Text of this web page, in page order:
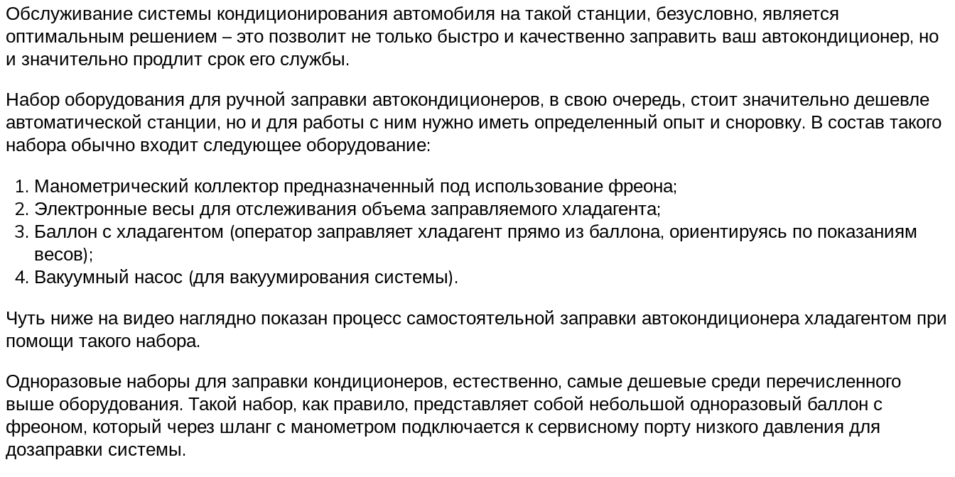
Обслуживание системы кондиционирования автомобиля на такой станции, безусловно, является
оптимальным решением – это позволит не только быстро и качественно заправить ваш автокондиционер, но
и значительно продлит срок его службы.
Набор оборудования для ручной заправки автокондиционеров, в свою очередь, стоит значительно дешевле
автоматической станции, но и для работы с ним нужно иметь определенный опыт и сноровку. В состав такого
набора обычно входит следующее оборудование:
Манометрический коллектор предназначенный под использование фреона;
Электронные весы для отслеживания объема заправляемого хладагента;
Баллон с хладагентом (оператор заправляет хладагент прямо из баллона, ориентируясь по показаниям
весов);
Вакуумный насос (для вакуумирования системы).
Чуть ниже на видео наглядно показан процесс самостоятельной заправки автокондиционера хладагентом при
помощи такого набора.
Одноразовые наборы для заправки кондиционеров, естественно, самые дешевые среди перечисленного
выше оборудования. Такой набор, как правило, представляет собой небольшой одноразовый баллон с
фреоном, который через шланг с манометром подключается к сервисному порту низкого давления для
дозаправки системы.